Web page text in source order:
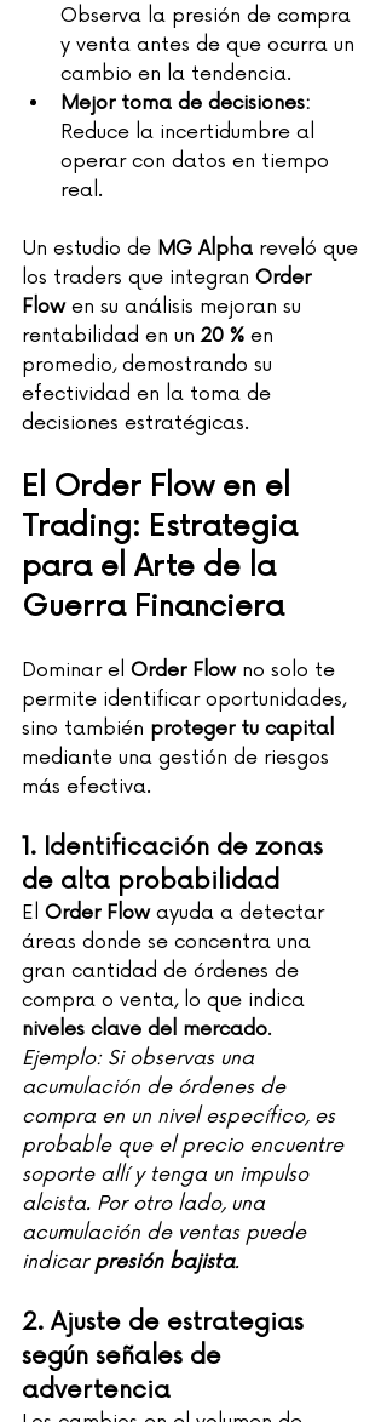
Observa la presión de compra
y venta antes de que ocurra un
cambio en la tendencia.
Mejor toma de decisiones:
Reduce la incertidumbre al
operar con datos en tiempo
real.
Un estudio de MG Alpha reveló que
los traders que integran Order
Flow en su análisis mejoran su
rentabilidad en un 20 % en
promedio, demostrando su
efectividad en la toma de
decisiones estratégicas.
El Order Flow en el
Trading: Estrategia
para el Arte de la
Guerra Financiera
Dominar el Order Flow no solo te
permite identificar oportunidades,
sino también proteger tu capital
mediante una gestión de riesgos
más efectiva.
1. Identificación de zonas
de alta probabilidad
El Order Flow ayuda a detectar
áreas donde se concentra una
gran cantidad de órdenes de
compra o venta, lo que indica
niveles clave del mercado.
Ejemplo: Si observas una
acumulación de órdenes de
compra en un nivel específico, es
probable que el precio encuentre
soporte allí y tenga un impulso
alcista. Por otro lado, una
acumulación de ventas puede
indicar presión bajista.
2. Ajuste de estrategias
según señales de
advertencia